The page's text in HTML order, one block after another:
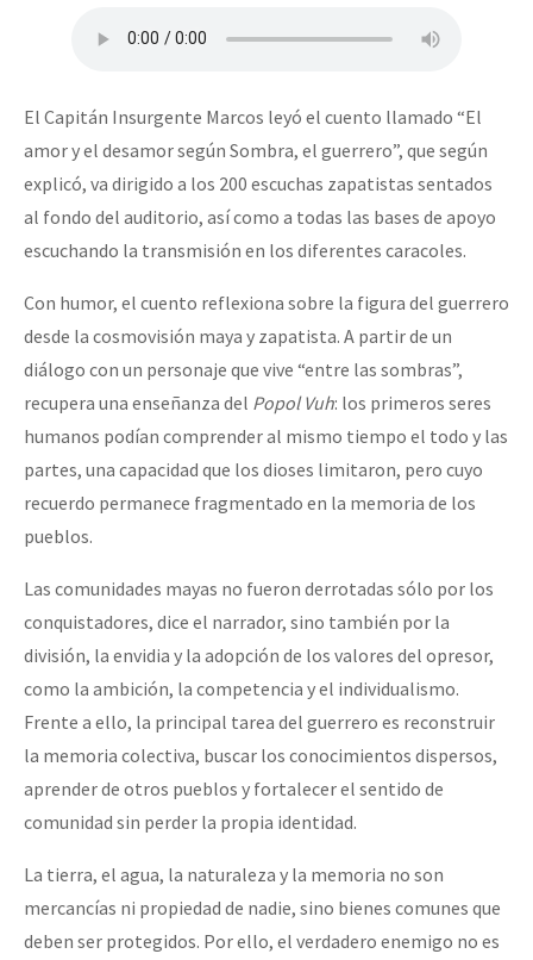
El Capitán Insurgente Marcos leyó el cuento llamado “El
amor y el desamor según Sombra, el guerrero”, que según
explicó, va dirigido a los 200 escuchas zapatistas sentados
al fondo del auditorio, así como a todas las bases de apoyo
escuchando la transmisión en los diferentes caracoles.
Con humor, el cuento reflexiona sobre la figura del guerrero
desde la cosmovisión maya y zapatista. A partir de un
diálogo con un personaje que vive “entre las sombras”,
recupera una enseñanza del Popol Vuh: los primeros seres
humanos podían comprender al mismo tiempo el todo y las
partes, una capacidad que los dioses limitaron, pero cuyo
recuerdo permanece fragmentado en la memoria de los
pueblos.
Las comunidades mayas no fueron derrotadas sólo por los
conquistadores, dice el narrador, sino también por la
división, la envidia y la adopción de los valores del opresor,
como la ambición, la competencia y el individualismo.
Frente a ello, la principal tarea del guerrero es reconstruir
la memoria colectiva, buscar los conocimientos dispersos,
aprender de otros pueblos y fortalecer el sentido de
comunidad sin perder la propia identidad.
La tierra, el agua, la naturaleza y la memoria no son
mercancías ni propiedad de nadie, sino bienes comunes que
deben ser protegidos. Por ello, el verdadero enemigo no es